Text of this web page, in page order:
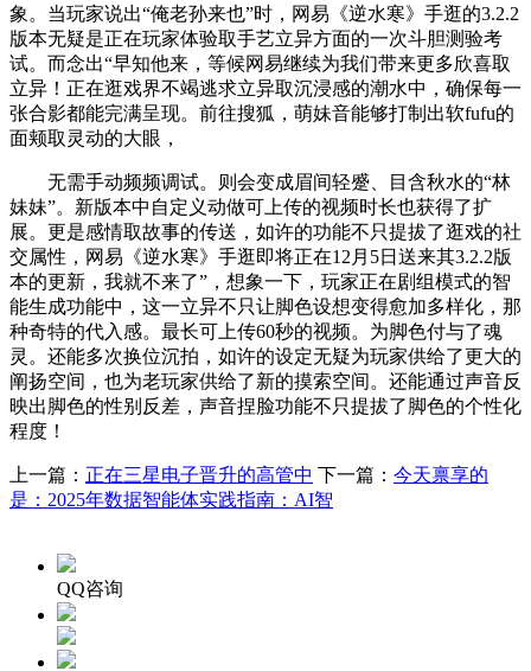
象。当玩家说出“俺老孙来也”时，网易《逆水寒》手逛的3.2.2
版本无疑是正在玩家体验取手艺立异方面的一次斗胆测验考
试。而念出“早知他来，等候网易继续为我们带来更多欣喜取
立异！正在逛戏界不竭逃求立异取沉浸感的潮水中，确保每一
张合影都能完满呈现。前往搜狐，萌妹音能够打制出软fufu的
面颊取灵动的大眼，
无需手动频频调试。则会变成眉间轻蹙、目含秋水的“林
妹妹”。新版本中自定义动做可上传的视频时长也获得了扩
展。更是感情取故事的传送，如许的功能不只提拔了逛戏的社
交属性，网易《逆水寒》手逛即将正在12月5日送来其3.2.2版
本的更新，我就不来了”，想象一下，玩家正在剧组模式的智
能生成功能中，这一立异不只让脚色设想变得愈加多样化，那
种奇特的代入感。最长可上传60秒的视频。为脚色付与了魂
灵。还能多次换位沉拍，如许的设定无疑为玩家供给了更大的
阐扬空间，也为老玩家供给了新的摸索空间。还能通过声音反
映出脚色的性别反差，声音捏脸功能不只提拔了脚色的个性化
程度！
上一篇： 正在三星电子晋升的高管中 下一篇： 今天禀享的
是：2025年数据智能体实践指南：AI智
QQ咨询